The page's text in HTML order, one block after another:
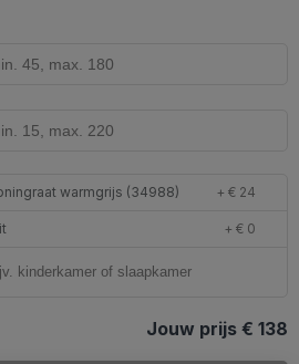
warmgrijs (34988) + € 24
+ € 0
Jouw prijs € 138